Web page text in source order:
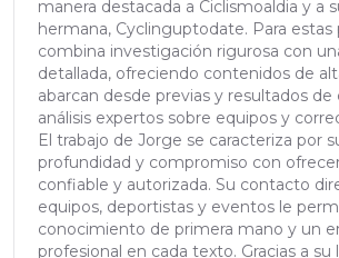
manera destacada a Ciclismoaldia y a
hermana, Cyclinguptodate. Para estas
combina investigación rigurosa con
detallada, ofreciendo contenidos de
abarcan desde previas y resultados de
análisis expertos sobre equipos y
El trabajo de Jorge se caracteriza por
profundidad y compromiso con
confiable y autorizada. Su contacto
equipos, deportistas y eventos le
conocimiento de primera mano y un
profesional en cada texto. Gracias a su